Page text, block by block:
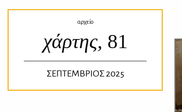
αρχείο
χάρτης, 81
ΣΕΠΤΕΜΒΡΙΟΣ 2025